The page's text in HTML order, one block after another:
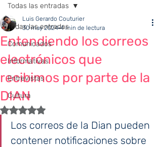
Todas las entradas
Comunicados
Informativas
Entrevistas
Cultura
Todas las entradas
Entendiendo los correos
electrónicos que
recibimos por parte de la
DIAN
Luis Gerardo Couturier
30 may 2024 4 min de lectura
Obtuvo NaN de 5 estrellas.
Los correos de la Dian pueden
contener notificaciones sobre